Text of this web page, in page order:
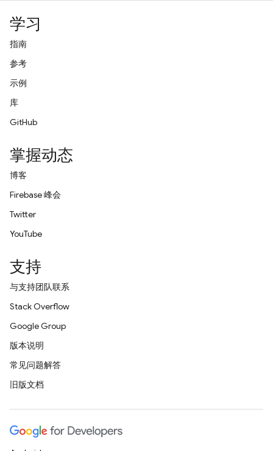
学习
指南
参考
示例
库
GitHub
掌握动态
博客
Firebase 峰会
Twitter
YouTube
支持
与支持团队联系
Stack Overflow
Google Group
版本说明
常见问题解答
旧版文档